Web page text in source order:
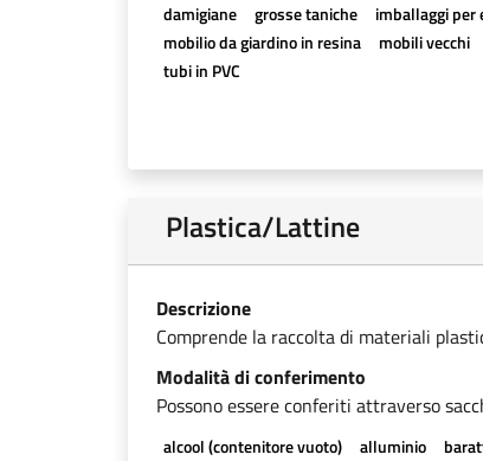
damigiane grosse taniche imballaggi per
mobilio da giardino in resina
mobili vecchi
tubi in PVC
Plastica/Lattine
Descrizione
Comprende la raccolta di materiali
Modalità di conferimento
Possono essere conferiti attraverso
alcool (contenitore vuoto) alluminio